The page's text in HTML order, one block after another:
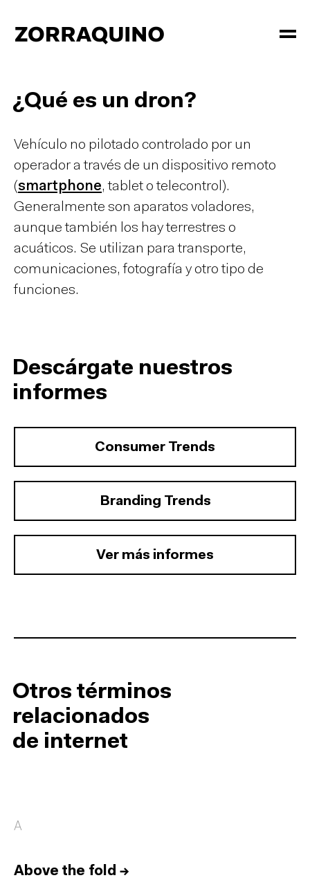
¿Qué es un dron?
Vehículo no pilotado controlado por un
operador a través de un dispositivo remoto
(smartphone, tablet o telecontrol).
Generalmente son aparatos voladores,
aunque también los hay terrestres o
acuáticos. Se utilizan para transporte,
comunicaciones, fotografía y otro tipo de
funciones.
Descárgate nuestros
informes
Consumer Trends
Branding Trends
Ver más informes
Otros términos
relacionados
de internet
A
Above the fold →